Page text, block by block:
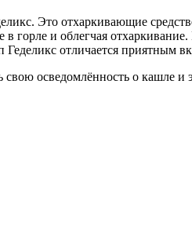
Это отхаркивающие
в горле и облегчая
отличается приятным
свою осведомлённость о